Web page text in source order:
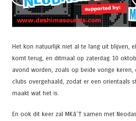
Het kon natuurlijk niet al te lang uit blijven,
komt terug, en ditmaal op zaterdag 10
avond worden, zoals op beide vorige keren,
clubs overgehaald, zodat er een orientaals
maakt wat het is.
En ook dit keer zal MKâ˜† samen met